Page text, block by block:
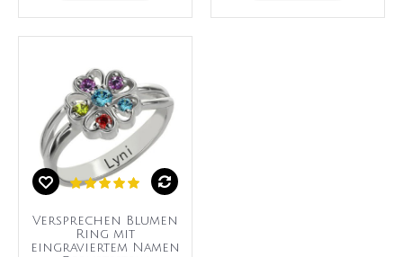
Versprechen Blumen
Ring mit
eingraviertem Namen